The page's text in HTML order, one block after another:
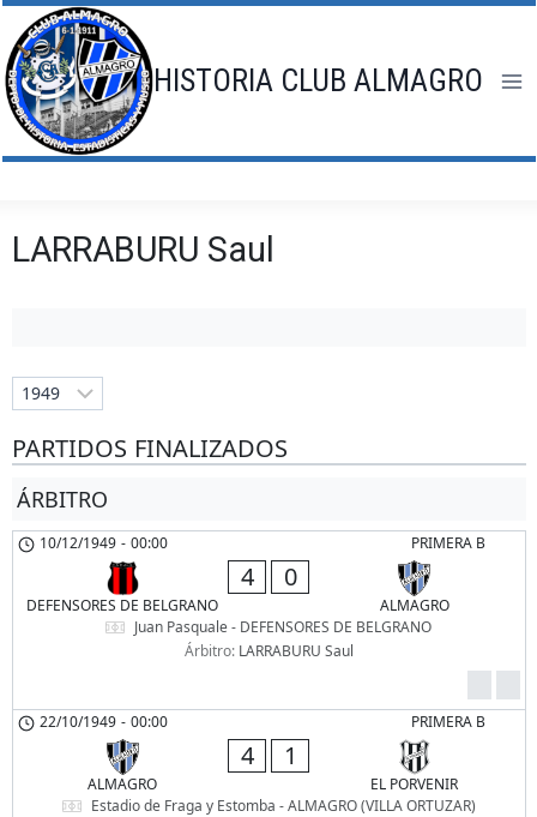
Saltar
al
contenido
HISTORIA CLUB ALMAGRO
LARRABURU Saul
PARTIDOS FINALIZADOS
ÁRBITRO
PRIMERA B
10/12/1949 - 00:00
DEFENSORES DE BELGRANO
4 0
ALMAGRO
Juan Pasquale - DEFENSORES DE BELGRANO
Árbitro: LARRABURU Saul
PRIMERA B
22/10/1949 - 00:00
ALMAGRO
4 1
EL PORVENIR
Estadio de Fraga y Estomba - ALMAGRO (VILLA ORTUZAR)